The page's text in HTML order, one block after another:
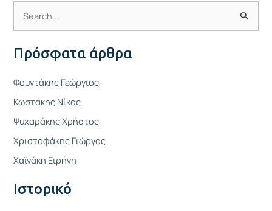
ν
α
ή
τ
η
σ
η
ι
Πρόσφατα άρθρα
Φουντάκης Γεώργιος
Κωστάκης Νίκος
Ψυχαράκης Χρήστος
Χριστοφάκης Γιώργος
Χαϊνάκη Ειρήνη
Ιστορικό